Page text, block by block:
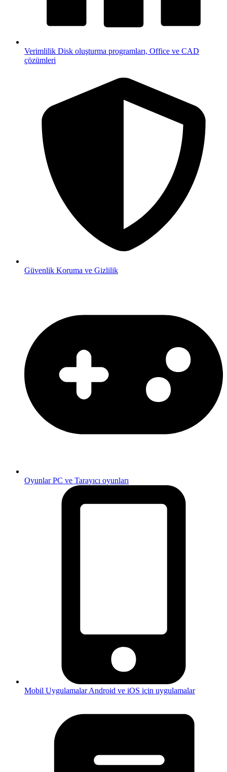
Verimlilik Disk oluşturma programları, Office ve CAD
çözümleri
Güvenlik Koruma ve Gizlilik
OyunlarPC ve Tarayıcı oyunları
Mobil UygulamalarAndroid ve iOS için uygulamalar